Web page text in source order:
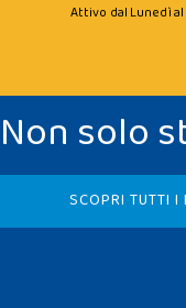
Attivo dal Lunedì
Non solo
SCOPRI TUTTI I